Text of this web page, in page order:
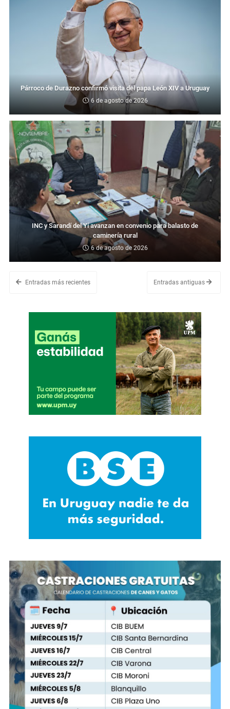
Párroco de Durazno confirmó visita del papa León XIV a Uruguay
6 de agosto de 2026
INC y Sarandí del Yí avanzan en convenio para balasto de
caminería rural
6 de agosto de 2026
Entradas más recientes Entradas antiguas